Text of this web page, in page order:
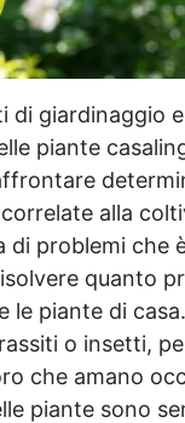
di giardinaggio
piante
alla
di problemi che
quanto
le piante di
o insetti,
che amano
piante sono